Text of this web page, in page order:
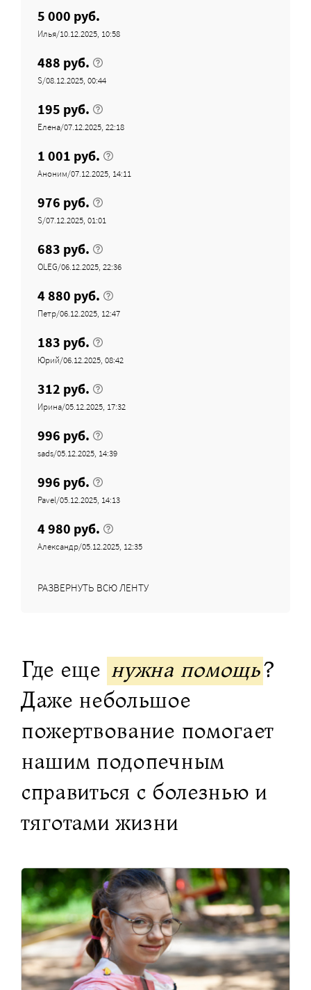
5 000 руб.
Илья/10.12.2025, 10:58
488 руб.
S/08.12.2025, 00:44
195 руб.
Елена/07.12.2025, 22:18
1 001 руб.
Аноним/07.12.2025, 14:11
976 руб.
S/07.12.2025, 01:01
683 руб.
OLEG/06.12.2025, 22:36
4 880 руб.
Петр/06.12.2025, 12:47
183 руб.
Юрий/06.12.2025, 08:42
312 руб.
Ирина/05.12.2025, 17:32
996 руб.
sads/05.12.2025, 14:39
996 руб.
Pavel/05.12.2025, 14:13
4 980 руб.
Александр/05.12.2025, 12:35
РАЗВЕРНУТЬ ВСЮ ЛЕНТУ
Где еще нужна помощь?
Даже небольшое
пожертвование помогает
нашим подопечным
справиться с болезнью и
тяготами жизни